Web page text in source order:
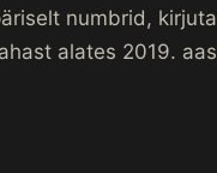
numbrid,
alates 2019.